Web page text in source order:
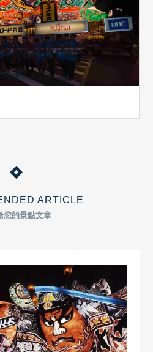
ARTICLE
您的景點文章